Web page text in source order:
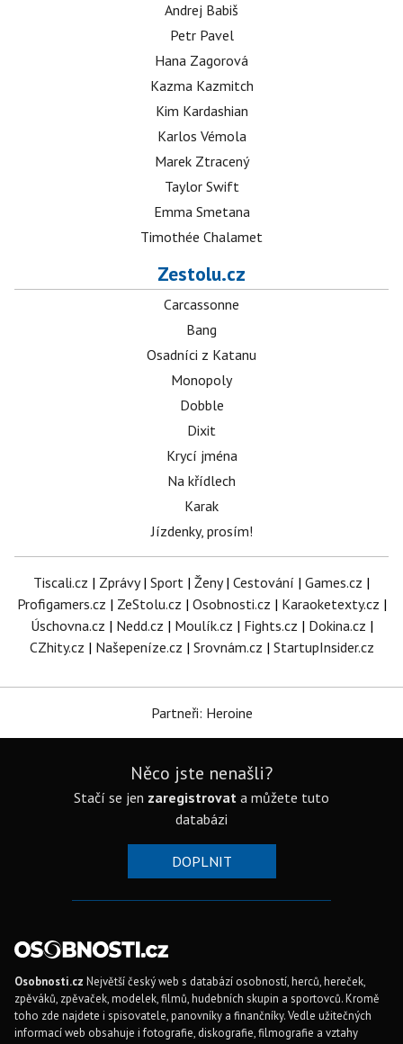
Andrej Babiš
Petr Pavel
Hana Zagorová
Kazma Kazmitch
Kim Kardashian
Karlos Vémola
Marek Ztracený
Taylor Swift
Emma Smetana
Timothée Chalamet
Zestolu.cz
Carcassonne
Bang
Osadníci z Katanu
Monopoly
Dobble
Dixit
Krycí jména
Na křídlech
Karak
Jízdenky, prosím!
Tiscali.cz | Zprávy| Sport | Ženy| Cestování | Games.cz |
Profigamers.cz | ZeStolu.cz | Osobnosti.cz | Karaoketexty.cz |
Úschovna.cz | Nedd.cz | Moulík.cz | Fights.cz | Dokina.cz |
CZhity.cz | Našepeníze.cz | Srovnám.cz | StartupInsider.cz
Partneři: Heroine
Něco jste nenašli?
Stačí se jen zaregistrovat a můžete tuto
databázi
DOPLNIT
Osobnosti.cz Největší český web s databází osobností, herců, hereček,
zpěváků, zpěvaček, modelek, filmů, hudebních skupin a sportovců. Kromě
toho zde najdete i spisovatele, panovníky a finančníky. Vedle užitečných
informací web obsahuje i fotografie, diskografie, filmografie a vztahy